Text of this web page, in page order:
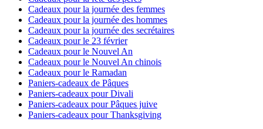
Cadeaux pour la journée des femmes
Cadeaux pour la journée des hommes
Cadeaux pour la journée des secrétaires
Cadeaux pour le 23 février
Cadeaux pour le Nouvel An
Cadeaux pour le Nouvel An chinois
Cadeaux pour le Ramadan
Paniers-cadeaux de Pâques
Paniers-cadeaux pour Divali
Paniers-cadeaux pour Pâques juive
Paniers-cadeaux pour Thanksgiving